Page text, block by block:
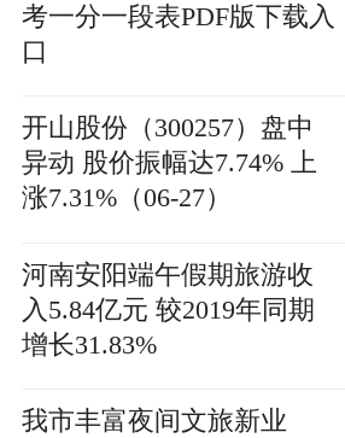
考一分一段表PDF版下载入
口
开山股份（300257）盘中
异动 股价振幅达7.74% 上
涨7.31%（06-27）
河南安阳端午假期旅游收
入5.84亿元 较2019年同期
增长31.83%
我市丰富夜间文旅新业